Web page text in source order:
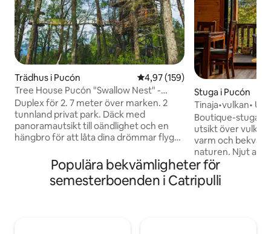
Trädhus i Pucón 4,97 av 5 i genomsnittligt
4,97 (159)
Tree House Pucón "Swallow Nest" -
Duplex deluxe
Duplex för 2. 7 meter över marken. 2
tunnland privat park. Däck med
panoramautsikt till oändlighet och en
hängbro för att låta dina drömmar flyga.
golvvärme och öppen spis med långsam
förbränning. Queen size-säng.
Skrivbord, Wi-Fi, fullt utrustat kök med
Stuga i Pucón
Tinaja•vulkan•
från Pucón.
Boutique-stuga
utsikt över
varm och
naturen. Njut av
rymlig täckt
möjligheten att
utomhusspabad.
Populära bekvämligheter för
semesterboenden i Catripulli